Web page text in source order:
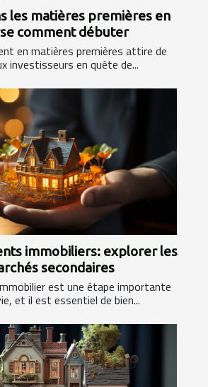
les matières premières en
comment débuter
en matières premières attire de
investisseurs en quête de...
immobiliers: explorer les
secondaires
est une étape importante
et il est essentiel de bien...